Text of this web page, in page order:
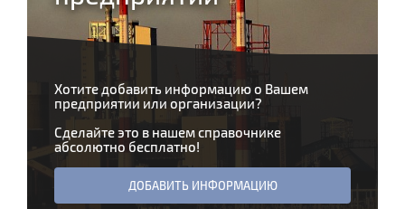
Хотите добавить информацию о Вашем
предприятии или организации?
Сделайте это в нашем справочнике
абсолютно бесплатно!
ДОБАВИТЬ ИНФОРМАЦИЮ